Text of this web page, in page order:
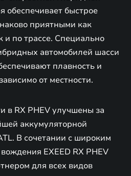
обеспечивает быстрое
приятными как
и по трассе. Специально
автомобилей шасси
плавность и
от местности.
в RX PHEV улучшены за
аккумуляторной
В сочетании с широким
EXEED RX PHEV
для всех видов